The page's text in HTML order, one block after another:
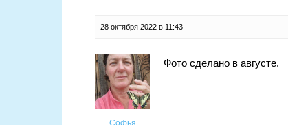
28 октября 2022 в 11:43
Фото сделано в августе.